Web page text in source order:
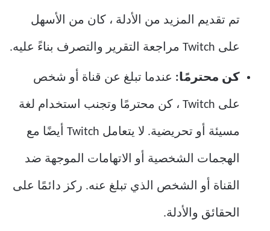
تم تقديم المزيد من الأدلة ، كان من الأسهل
على Twitch مراجعة التقرير والتصرف بناءً عليه.
كن محترمًا: عندما تبلغ عن قناة أو شخص
على Twitch ، كن محترمًا وتجنب استخدام لغة
مسيئة أو تحريضية. لا يتعامل Twitch أيضًا مع
الهجمات الشخصية أو الاتهامات الموجهة ضد
القناة أو الشخص الذي تبلغ عنه. ركز دائمًا على
الحقائق والأدلة.